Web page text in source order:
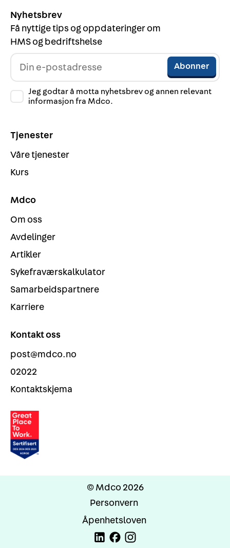
Nyhetsbrev
Få nyttige tips og oppdateringer om
HMS og bedriftshelse
Jeg godtar å motta nyhetsbrev og annen relevant
informasjon fra Mdco.
Tjenester
Våre tjenester
Kurs
Mdco
Om oss
Avdelinger
Artikler
Sykefraværskalkulator
Samarbeidspartnere
Karriere
Kontakt oss
post@mdco.no
02022
Kontaktskjema
© Mdco 2026
Personvern
Åpenhetsloven